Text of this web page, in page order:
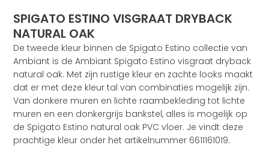
SPIGATO ESTINO VISGRAAT DRYBACK
NATURAL OAK
De tweede kleur binnen de Spigato Estino collectie van
Ambiant is de Ambiant Spigato Estino visgraat dryback
natural oak. Met zijn rustige kleur en zachte looks maakt
dat er met deze kleur tal van combinaties mogelijk zijn.
Van donkere muren en lichte raambekleding tot lichte
muren en een donkergrijs bankstel, alles is mogelijk op
de Spigato Estino natural oak PVC vloer. Je vindt deze
prachtige kleur onder het artikelnummer 6611161019.